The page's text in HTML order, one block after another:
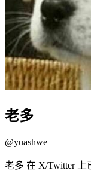
老多
@yuashwe
老多 在 X/Twitter 上